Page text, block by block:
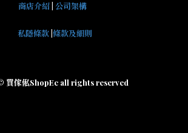
商店介紹| 公司架構
私隱條款 條款及細則
買傢俬ShopEc all rights reserved